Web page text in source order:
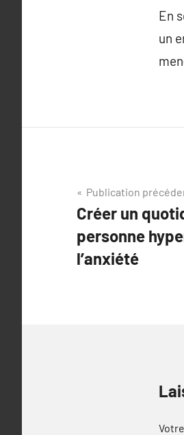
En
un
Navigation
de
l’article
Publication
Créer un
personne
l’anxiété